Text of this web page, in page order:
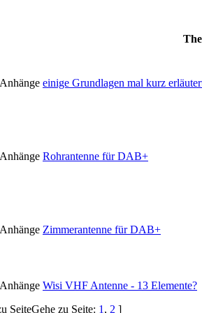
einige Grundlagen mal kurz
Rohrantenne für DAB+
Zimmerantenne für DAB+
Wisi VHF Antenne - 13 Elemente?
Gehe zu Seite: 1 , 2 ]